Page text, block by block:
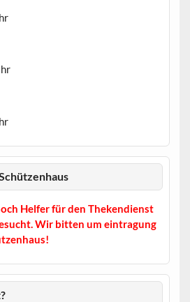
Helfer für den Thekendienst
Wir bitten um eintragung